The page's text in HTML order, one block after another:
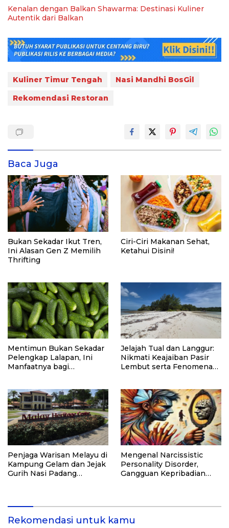
Kenalan dengan Balkan Shawarma: Destinasi Kuliner
Autentik dari Balkan
Kuliner Timur Tengah
Nasi Mandhi BosGil
Rekomendasi Restoran
Baca Juga
Bukan Sekadar Ikut Tren,
Ini Alasan Gen Z Memilih
Thrifting
Ciri-Ciri Makanan Sehat,
Ketahui Disini!
Mentimun Bukan Sekadar
Pelengkap Lalapan, Ini
Manfaatnya bagi
Jelajah Tual dan Langgur:
Nikmati Keajaiban Pasir
Lembut serta Fenomena
Penjaga Warisan Melayu di
Kampung Gelam dan Jejak
Gurih Nasi Padang
Mengenal Narcissistic
Personality Disorder,
Gangguan Kepribadian
Rekomendasi untuk kamu